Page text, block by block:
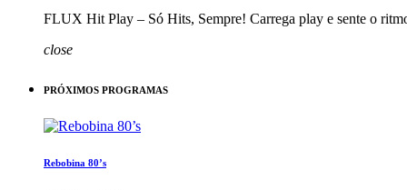
FLUX Hit Play – Só Hits, Sempre! Carrega play e sente o
close
PRÓXIMOS PROGRAMAS
Rebobina 80’s